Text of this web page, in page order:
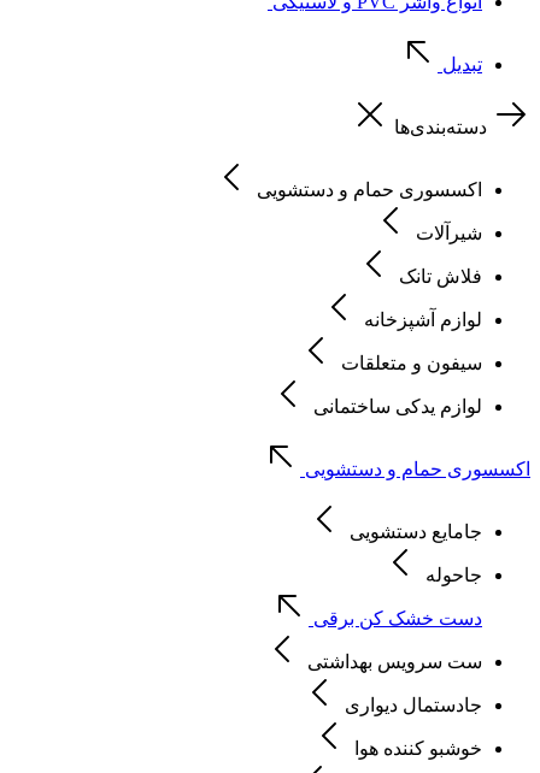
تبدیل
دسته‌بندی‌ها
اکسسوری حمام و دستشویی
شیرآلات
فلاش تانک
لوازم آشپزخانه
سیفون و متعلقات
لوازم یدکی ساختمانی
اکسسوری حمام و دستشویی
جامایع دستشویی
جاحوله
دست خشک کن برقی
ست سرویس بهداشتی
جادستمال دیواری
خوشبو کننده هوا